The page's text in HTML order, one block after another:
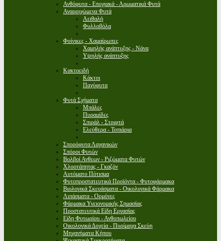
Ανθόφυτα - Εποχιακά - Αρωματικά Φυτά
Αναρριχώμενα Φυτά
Αειθαλή
Φυλλοβόλα
Φοίνικες - Χαμαίρωπες
Χαμηλής ανάπτυξης - Νάνα
Υψηλής ανάπτυξης
Κακτοειδή
Κάκτοι
Παχύφυτα
Φυτά Σχήματα
Μπάλες
Πυραμίδες
Σπιράλ - Στριφτά
Ελεύθερα - Τοπιάρια
Σπορόφυτα Λαχανικών
Σπόροι Φυτών
Βολβοί Ανθεων - Ριζώματα Φυτών
Χλοοτάπητας - Γκαζόν
Αυτόματο Πότισμα
Φυτοπροστατευτικά Προϊόντα - Φυτοφάρμακα
Βιολογικά Σκευάσματα - Οικολογικά Φάρμακα
Λιπάσματα - Ορμόνες
Φάρμακα Υγειονομικής Σημασίας
Προστατευτικά Είδη Εργασίας
Είδη Φυτωρίου - Ανθοπωλείου
Οικολογικά Δοχεία - Πυρίμαχα Σκεύη
Μηχανήματα Κήπου